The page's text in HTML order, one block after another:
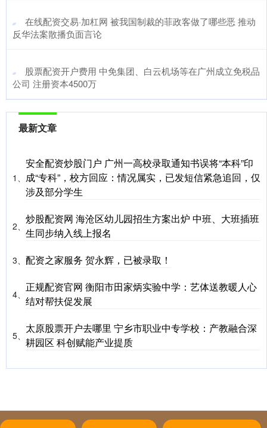
​在线配资交易·加杠网 被我国制裁的菲政客做了哪些恶 推动
反华法案散播负面言论
​股票配资开户费用 中免集团、白云机场等在广州成立免税品
公司 注册资本4500万
最新文章
1、
安全配资炒股门户 广州一高校录取通知书误将“本科”印
成“专科”，校方回应：情况属实，已发短信紧急追回，仅
涉及部分学生
2、
炒股配资网 海沧区幼儿园招生方案出炉 中班、大班插班
生同步纳入线上报名
3、 配资之家服务 贺永辉，已被录取！
4、
正规配资官网 衡阳市田家炳实验中学：艺体送教暖人心
结对帮扶促发展
5、
太原股票开户去哪里 宁乡市职业中专学校：产教融合深
耕园区 科创赋能产业提质